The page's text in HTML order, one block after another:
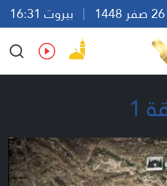
بيروت 16:31
Ar
En Fr Es
1